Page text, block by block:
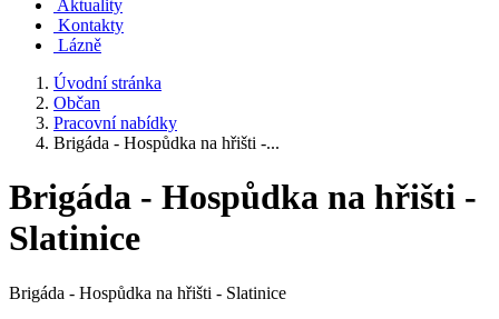
Aktuality
Kontakty
Lázně
Úvodní stránka
Občan
Pracovní nabídky
Brigáda - Hospůdka na hřišti -...
Brigáda - Hospůdka na hřišti -
Slatinice
Brigáda - Hospůdka na hřišti - Slatinice